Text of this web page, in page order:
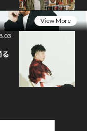
View More
る